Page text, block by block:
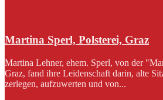
Martina Sperl, Polsterei, Graz
Martina Lehner, ehem. Sperl, von der
Graz, fand ihre Leidenschaft darin, alte
zerlegen, aufzuwerten und von...